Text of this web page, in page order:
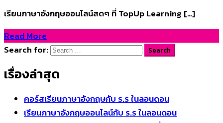
เรียนภาษาอังกฤษออนไลน์สดๆ ที่ TopUp Learning […]
Read More
Search for:
Search
เรื่องล่าสุด
คอร์สเรียนภาษาอังกฤษกับ ร.ร ในลอนดอน
เรียนภาษาอังกฤษออนไลน์กับ ร.ร ในลอนดอน